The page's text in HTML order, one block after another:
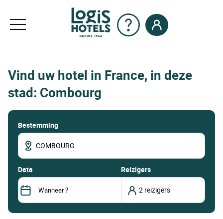
Vind uw hotel in France, in deze
stad: Combourg
Bestemming
data Reizigers